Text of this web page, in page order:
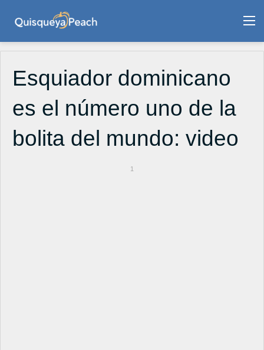
Esquiador dominicano
es el número uno de la
bolita del mundo: video
1